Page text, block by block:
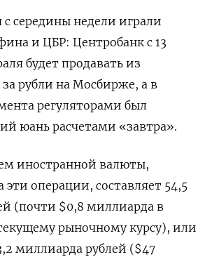
с середины недели играли
и ЦБР: Центробанк с 13
будет продавать из
рубли на Мосбирже, а в
регуляторами был
юань расчетами «завтра».
иностранной валюты,
операции, составляет 54,5
(почти $0,8 миллиарда в
рыночному курсу), или
миллиарда рублей ($47